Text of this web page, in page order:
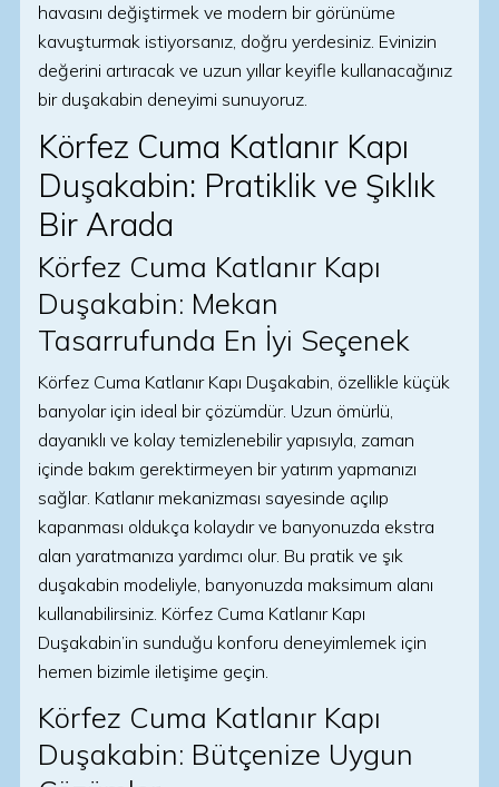
havasını değiştirmek ve modern bir görünüme
kavuşturmak istiyorsanız, doğru yerdesiniz. Evinizin
değerini artıracak ve uzun yıllar keyifle kullanacağınız
bir duşakabin deneyimi sunuyoruz.
Körfez Cuma Katlanır Kapı
Duşakabin: Pratiklik ve Şıklık
Bir Arada
Körfez Cuma Katlanır Kapı
Duşakabin: Mekan
Tasarrufunda En İyi Seçenek
Körfez Cuma Katlanır Kapı Duşakabin, özellikle küçük
banyolar için ideal bir çözümdür. Uzun ömürlü,
dayanıklı ve kolay temizlenebilir yapısıyla, zaman
içinde bakım gerektirmeyen bir yatırım yapmanızı
sağlar. Katlanır mekanizması sayesinde açılıp
kapanması oldukça kolaydır ve banyonuzda ekstra
alan yaratmanıza yardımcı olur. Bu pratik ve şık
duşakabin modeliyle, banyonuzda maksimum alanı
kullanabilirsiniz. Körfez Cuma Katlanır Kapı
Duşakabin’in sunduğu konforu deneyimlemek için
hemen bizimle iletişime geçin.
Körfez Cuma Katlanır Kapı
Duşakabin: Bütçenize Uygun